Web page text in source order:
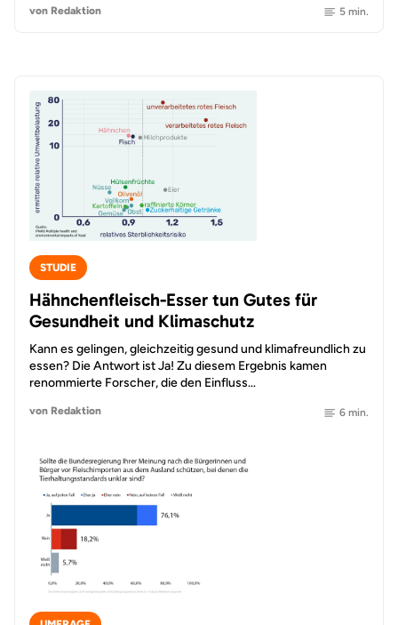
von Redaktion 5 min.
STUDIE
Hähnchenfleisch-Esser tun Gutes für
Gesundheit und Klimaschutz
Kann es gelingen, gleichzeitig gesund und klimafreundlich zu
essen? Die Antwort ist Ja! Zu diesem Ergebnis kamen
renommierte Forscher, die den Einfluss…
von Redaktion 6 min.